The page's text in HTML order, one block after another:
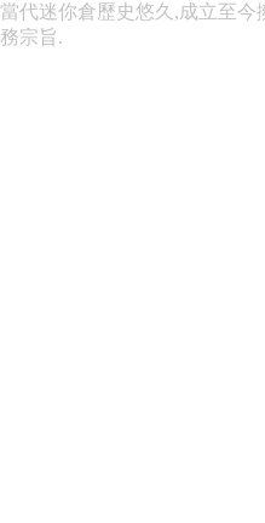
當代迷你倉歷史悠久,成立至
務宗旨.